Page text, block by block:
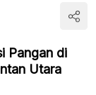
Pangan di
Utara